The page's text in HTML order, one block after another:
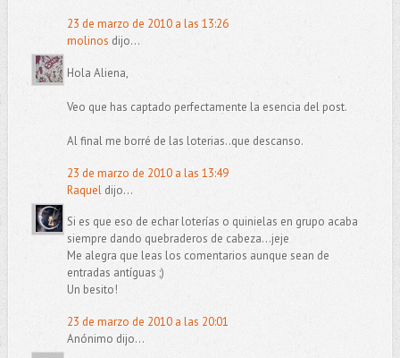
23 de marzo de 2010 a las 13:26
molinos dijo...
Hola Aliena,
Veo que has captado perfectamente la esencia del post.
Al final me borré de las loterias..que descanso.
23 de marzo de 2010 a las 13:49
Raqueldijo...
Si es que eso de echar loterías o quinielas en grupo acaba
siempre dando quebraderos de cabeza...jeje
Me alegra que leas los comentarios aunque sean de
entradas antíguas ;)
Un besito!
23 de marzo de 2010 a las 20:01
Anónimo dijo...